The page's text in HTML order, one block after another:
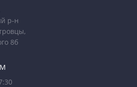
р-н
8б